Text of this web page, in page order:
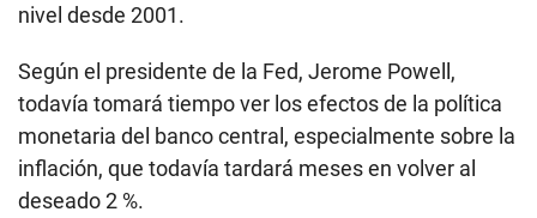
nivel desde 2001.
Según el presidente de la Fed, Jerome Powell,
todavía tomará tiempo ver los efectos de la política
monetaria del banco central, especialmente sobre la
inflación, que todavía tardará meses en volver al
deseado 2 %.